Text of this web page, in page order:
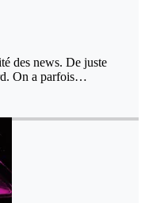
des news. De juste
On a parfois…